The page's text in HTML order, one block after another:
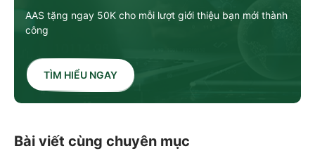
AAS tặng ngay 50K cho mỗi lượt giới thiệu bạn mới thành
công
TÌM HIỂU NGAY
Bài viết cùng chuyên mục